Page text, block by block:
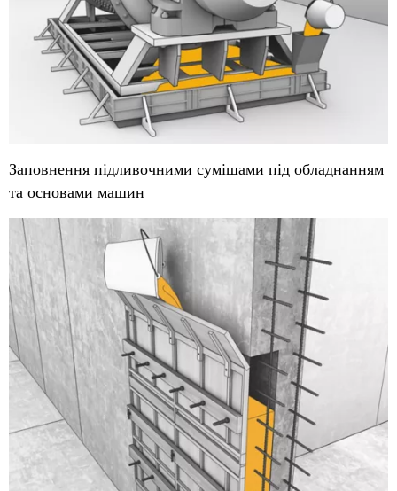
Заповнення підливочними сумішами під обладнанням
та основами машин